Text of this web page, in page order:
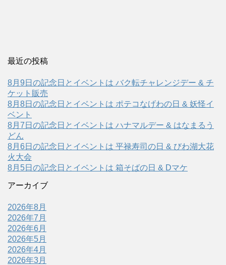
最近の投稿
8月9日の記念日とイベントは バク転チャレンジデー & チ
ケット販売
8月8日の記念日とイベントは ポテコなげわの日 & 妖怪イ
ベント
8月7日の記念日とイベントは ハナマルデー & はなまるう
どん
8月6日の記念日とイベントは 平禄寿司の日 & びわ湖大花
火大会
8月5日の記念日とイベントは 箱そばの日 & Dマケ
アーカイブ
2026年8月
2026年7月
2026年6月
2026年5月
2026年4月
2026年3月